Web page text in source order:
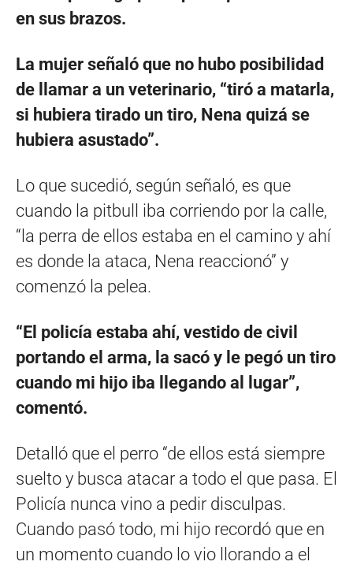
en sus brazos.
La mujer señaló que no hubo posibilidad
de llamar a un veterinario, “tiró a matarla,
si hubiera tirado un tiro, Nena quizá se
hubiera asustado”.
Lo que sucedió, según señaló, es que
cuando la pitbull iba corriendo por la calle,
“la perra de ellos estaba en el camino y ahí
es donde la ataca, Nena reaccionó” y
comenzó la pelea.
“El policía estaba ahí, vestido de civil
portando el arma, la sacó y le pegó un tiro
cuando mi hijo iba llegando al lugar”,
comentó.
Detalló que el perro “de ellos está siempre
suelto y busca atacar a todo el que pasa. El
Policía nunca vino a pedir disculpas.
Cuando pasó todo, mi hijo recordó que en
un momento cuando lo vio llorando a el